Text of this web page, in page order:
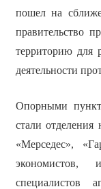
пошел на
правительство
территорию для
деятельности
Опорными
стали
«Мерседес»,
экономистов,
специалистов